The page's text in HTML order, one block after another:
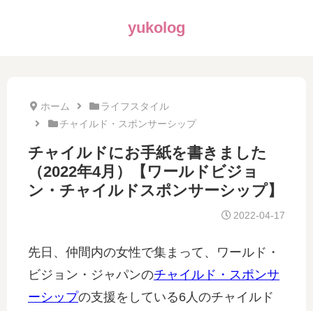
yukolog
ホーム
ライフスタイル
チャイルド・スポンサーシップ
チャイルドにお手紙を書きました
（2022年4月）【ワールドビジョ
ン・チャイルドスポンサーシップ】
2022-04-17
先日、仲間内の女性で集まって、ワールド・
ビジョン・ジャパンのチャイルド・スポンサ
ーシップの支援をしている6人のチャイルド